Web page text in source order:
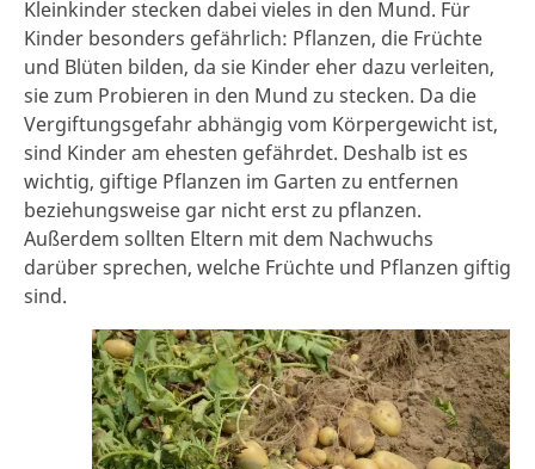
Kleinkinder stecken dabei vieles in den Mund. Für
Kinder besonders gefährlich: Pflanzen, die Früchte
und Blüten bilden, da sie Kinder eher dazu verleiten,
sie zum Probieren in den Mund zu stecken. Da die
Vergiftungsgefahr abhängig vom Körpergewicht ist,
sind Kinder am ehesten gefährdet. Deshalb ist es
wichtig, giftige Pflanzen im Garten zu entfernen
beziehungsweise gar nicht erst zu pflanzen.
Außerdem sollten Eltern mit dem Nachwuchs
darüber sprechen, welche Früchte und Pflanzen giftig
sind.